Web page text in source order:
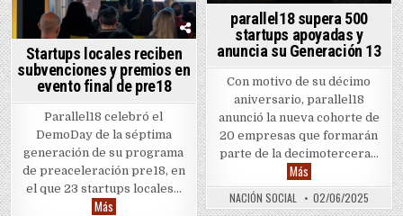
parallel18 supera 500
startups apoyadas y
anuncia su Generación 13
Con motivo de su décimo
aniversario, parallel18
anunció la nueva cohorte de
20 empresas que formarán
parte de la decimotercera…
Másparallel18 supera
NACIÓN SOCIAL 02/06/2025
Startups locales reciben
subvenciones y premios en
evento final de pre18
Parallel18 celebró el
DemoDay de la séptima
generación de su programa
de preaceleración pre18, en
el que 23 startups locales…
MásStartups locales reciben subvenciones y premios en evento